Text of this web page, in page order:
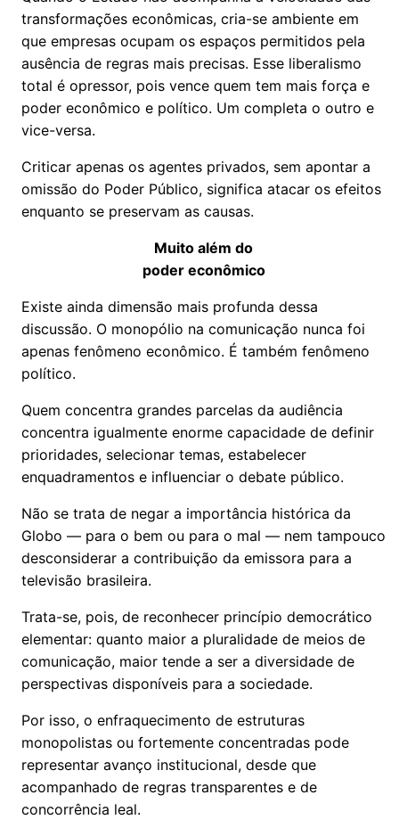
transformações econômicas, cria-se ambiente em
que empresas ocupam os espaços permitidos pela
ausência de regras mais precisas. Esse liberalismo
total é opressor, pois vence quem tem mais força e
poder econômico e político. Um completa o outro e
vice-versa.
Criticar apenas os agentes privados, sem apontar a
omissão do Poder Público, significa atacar os efeitos
enquanto se preservam as causas.
Muito além do
poder econômico
Existe ainda dimensão mais profunda dessa
discussão. O monopólio na comunicação nunca foi
apenas fenômeno econômico. É também fenômeno
político.
Quem concentra grandes parcelas da audiência
concentra igualmente enorme capacidade de definir
prioridades, selecionar temas, estabelecer
enquadramentos e influenciar o debate público.
Não se trata de negar a importância histórica da
Globo — para o bem ou para o mal — nem tampouco
desconsiderar a contribuição da emissora para a
televisão brasileira.
Trata-se, pois, de reconhecer princípio democrático
elementar: quanto maior a pluralidade de meios de
comunicação, maior tende a ser a diversidade de
perspectivas disponíveis para a sociedade.
Por isso, o enfraquecimento de estruturas
monopolistas ou fortemente concentradas pode
representar avanço institucional, desde que
acompanhado de regras transparentes e de
concorrência leal.